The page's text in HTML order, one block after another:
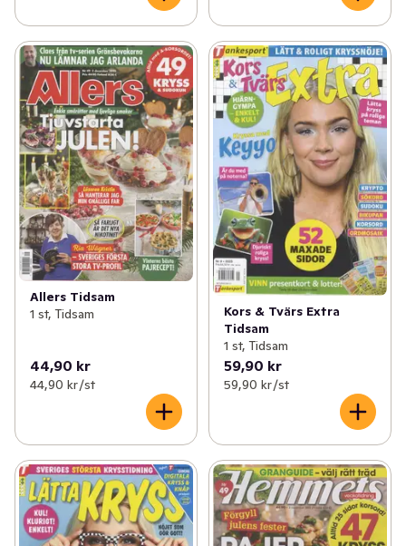
Allers Tidsam
1 st, Tidsam
44,90 kr
44,90 kr /st
Kors & Tvärs Extra
Tidsam
1 st, Tidsam
59,90 kr
59,90 kr /st